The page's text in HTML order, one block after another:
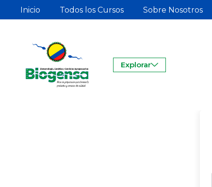
Inicio Todos los Cursos Sobre Nosotros
Explorar